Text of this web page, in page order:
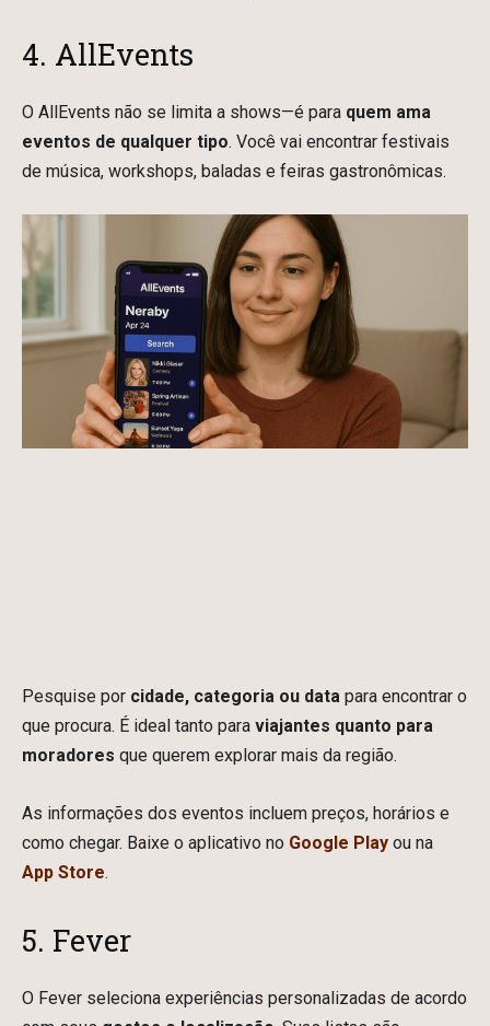
4. AllEvents
O AllEvents não se limita a shows—é para quem ama
eventos de qualquer tipo. Você vai encontrar festivais
de música, workshops, baladas e feiras gastronômicas.
Pesquise por cidade, categoria ou data para encontrar o
que procura. É ideal tanto para viajantes quanto para
moradores que querem explorar mais da região.
As informações dos eventos incluem preços, horários e
como chegar. Baixe o aplicativo no Google Play ou na
App Store.
5. Fever
O Fever seleciona experiências personalizadas de acordo